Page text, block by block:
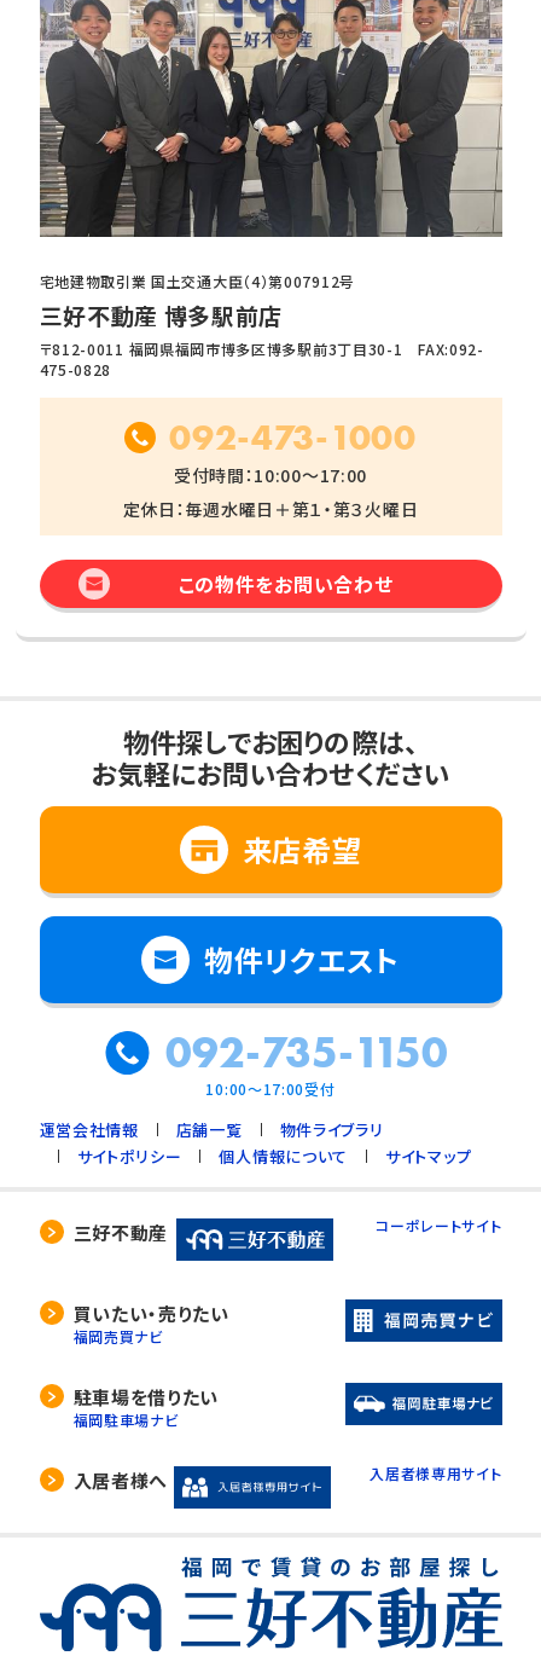
宅地建物取引業 国土交通大臣（4）第007912号
三好不動産 博多駅前店
〒812-0011 福岡県福岡市博多区博多駅前3丁目30-1 FAX:092-
475-0828
092-473-1000
受付時間：10:00～17:00
定休日：毎週水曜日＋第１・第３火曜日
この物件をお問い合わせ
物件探しでお困りの際は、
お気軽にお問い合わせください
来店希望
物件リクエスト
092-735-1150
10:00～17:00受付
運営会社情報 店舗一覧
物件ライブラリ
サイトポリシー
個人情報について サイトマップ
三好不動産 コーポレートサイト
買いたい・売りたい
福岡売買ナビ
駐車場を借りたい
福岡駐車場ナビ
入居者様へ 入居者様専用サイト